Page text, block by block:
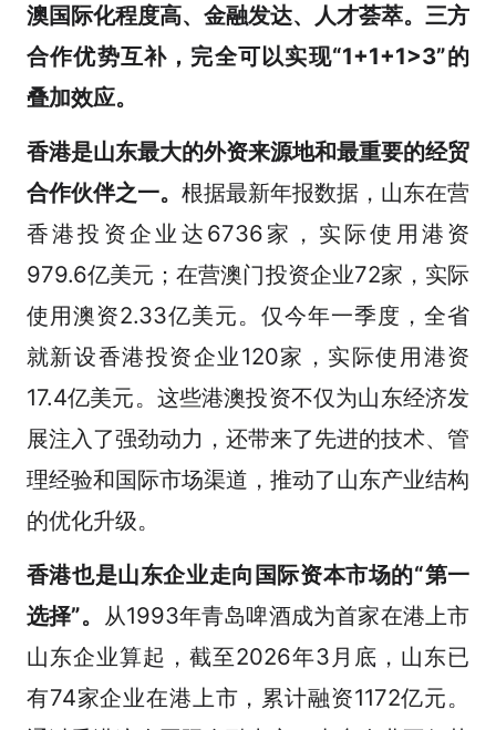
澳国际化程度高、金融发达、人才荟萃。三方
合作优势互补，完全可以实现“1+1+1>3”的
叠加效应。
香港是山东最大的外资来源地和最重要的经贸
合作伙伴之一。 根据最新年报数据，山东在营
香港投资企业达6736家，实际使用港资
979.6亿美元；在营澳门投资企业72家，实际
使用澳资2.33亿美元。仅今年一季度，全省
就新设香港投资企业120家，实际使用港资
17.4亿美元。这些港澳投资不仅为山东经济发
展注入了强劲动力，还带来了先进的技术、管
理经验和国际市场渠道，推动了山东产业结构
的优化升级。
香港也是山东企业走向国际资本市场的“第一
选择”。 从1993年青岛啤酒成为首家在港上市
山东企业算起，截至2026年3月底，山东已
有74家企业在港上市，累计融资1172亿元。